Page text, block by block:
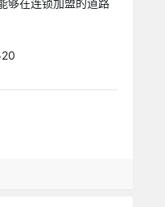
够在连锁加盟的道路